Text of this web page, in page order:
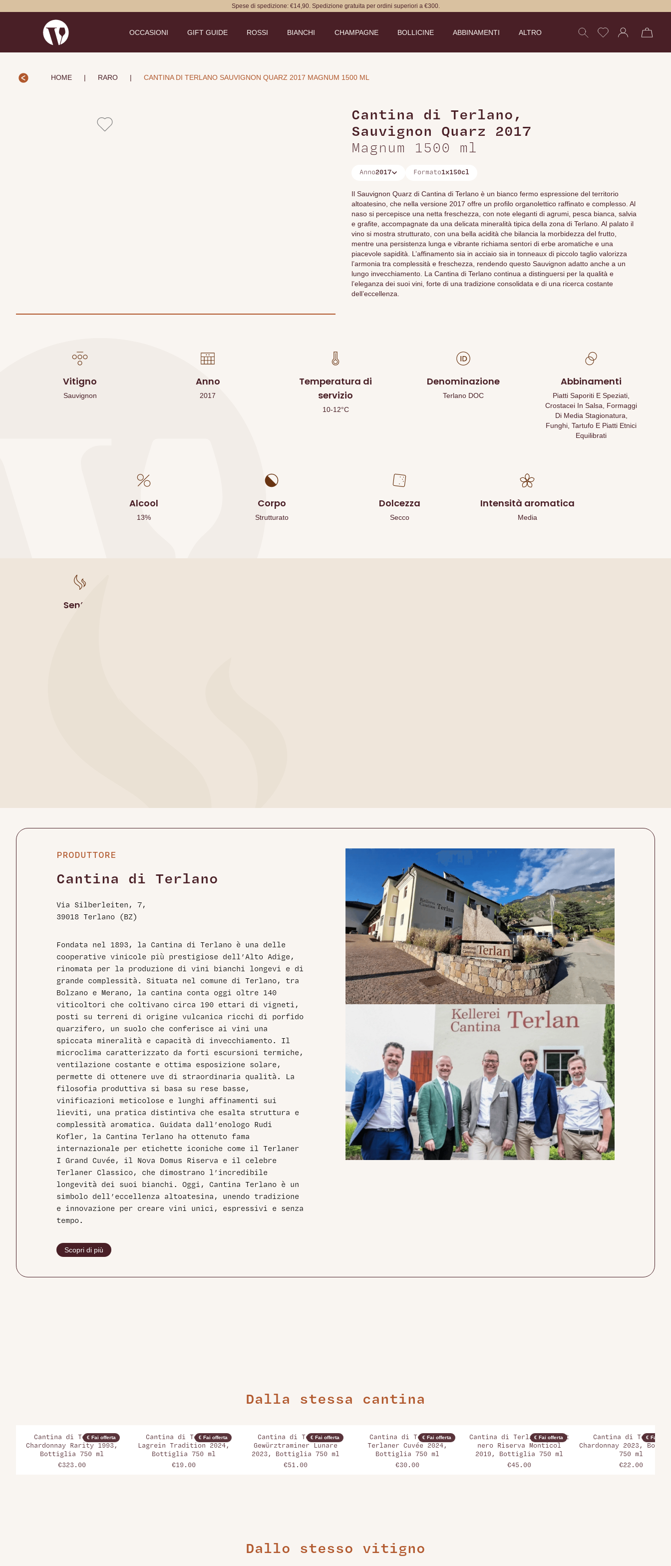
Spese di spedizione: €14,90. Spedizione gratuita per ordini superiori a €300.
OCCASIONI GIFT GUIDE ROSSI BIANCHI CHAMPAGNE BOLLICINE ABBINAMENTI ALTRO
HOME | RARO | CANTINA DI TERLANO SAUVIGNON QUARZ 2017 MAGNUM 1500 ML
Cantina di Terlano ,
Sauvignon Quarz 2017
Magnum 1500 ml
Anno2017 Formato1x150cl
Il Sauvignon Quarz di Cantina di Terlano è un bianco fermo espressione del territorio
altoatesino, che nella versione 2017 offre un profilo organolettico raffinato e complesso. Al
naso si percepisce una netta freschezza, con note eleganti di agrumi, pesca bianca, salvia
e grafite, accompagnate da una delicata mineralità tipica della zona di Terlano. Al palato il
vino si mostra strutturato, con una bella acidità che bilancia la morbidezza del frutto,
mentre una persistenza lunga e vibrante richiama sentori di erbe aromatiche e una
piacevole sapidità. L’affinamento sia in acciaio sia in tonneaux di piccolo taglio valorizza
l’armonia tra complessità e freschezza, rendendo questo Sauvignon adatto anche a un
lungo invecchiamento. La Cantina di Terlano continua a distinguersi per la qualità e
l’eleganza dei suoi vini, forte di una tradizione consolidata e di una ricerca costante
dell’eccellenza.
Vitigno
Sauvignon
Anno
2017
Temperatura di
servizio
10-12°C
Denominazione
Terlano DOC
Abbinamenti
Piatti Saporiti E Speziati,
Crostacei In Salsa, Formaggi
Di Media Stagionatura,
Funghi, Tartufo E Piatti Etnici
Equilibrati
Alcool
13%
Corpo
Strutturato
Dolcezza
Secco
Intensità aromatica
Media
Sentori
PRODUTTORE
Cantina di Terlano
Via Silberleiten, 7,
39018 Terlano (BZ)
Fondata nel 1893, la Cantina di Terlano è una delle
cooperative vinicole più prestigiose dell’Alto Adige,
rinomata per la produzione di vini bianchi longevi e di
grande complessità. Situata nel comune di Terlano, tra
Bolzano e Merano, la cantina conta oggi oltre 140
viticoltori che coltivano circa 190 ettari di vigneti,
posti su terreni di origine vulcanica ricchi di porfido
quarzifero, un suolo che conferisce ai vini una
spiccata mineralità e capacità di invecchiamento. Il
microclima caratterizzato da forti escursioni termiche,
ventilazione costante e ottima esposizione solare,
permette di ottenere uve di straordinaria qualità. La
filosofia produttiva si basa su rese basse,
vinificazioni meticolose e lunghi affinamenti sui
lieviti, una pratica distintiva che esalta struttura e
complessità aromatica. Guidata dall’enologo Rudi
Kofler, la Cantina Terlano ha ottenuto fama
internazionale per etichette iconiche come il Terlaner
I Grand Cuvée, il Nova Domus Riserva e il celebre
Terlaner Classico, che dimostrano l’incredibile
longevità dei suoi bianchi. Oggi, Cantina Terlano è un
simbolo dell’eccellenza altoatesina, unendo tradizione
e innovazione per creare vini unici, espressivi e senza
tempo.
Scopri di più
Dalla stessa cantina
€ Fai offerta
Cantina di Terlano,
Chardonnay Rarity 1993,
Bottiglia 750 ml
€323.00
€ Fai offerta
Cantina di Terlano,
Lagrein Tradition 2024,
Bottiglia 750 ml
€19.00
€ Fai offerta
Cantina di Terlano,
Gewürztraminer Lunare
2023, Bottiglia 750 ml
€51.00
€ Fai offerta
Cantina di Terlano,
Terlaner Cuvée 2024,
Bottiglia 750 ml
€30.00
€ Fai offerta
Cantina di Terlano, Pinot
nero Riserva Monticol
2019, Bottiglia 750 ml
€45.00
€ Fai
Cantina di Terlano,
Chardonnay 2023,
750 ml
€22.00
Dallo stesso vitigno